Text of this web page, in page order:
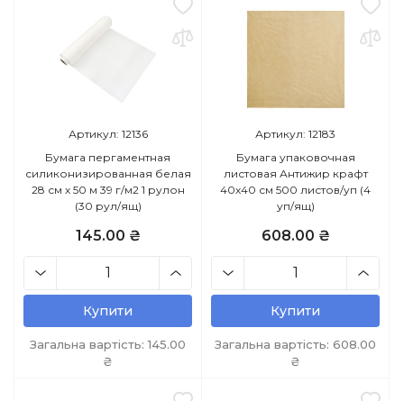
Артикул: 12136
Бумага пергаментная
силиконизированная белая
28 см х 50 м 39 г/м2 1 рулон
(30 рул/ящ)
145.00 ₴
Купити
Загальна вартість:145.00
₴
Артикул: 12183
Бумага упаковочная
листовая Антижир крафт
40х40 см 500 листов/уп (4
уп/ящ)
608.00 ₴
Купити
Загальна вартість: 608.00
₴